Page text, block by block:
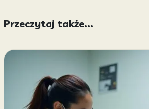
Przeczytaj także...